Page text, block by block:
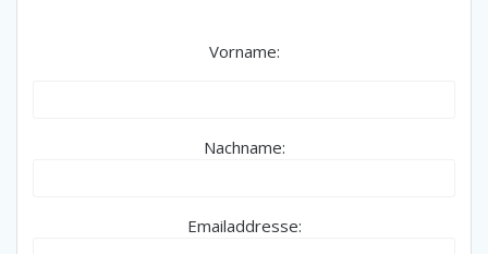
Vorname:
Nachname:
Emailaddresse: